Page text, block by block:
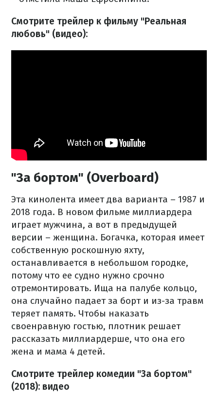
Смотрите трейлер к фильму "Реальная
любовь" (видео):
"За бортом" (Overboard)
Эта кинолента имеет два варианта – 1987 и
2018 года. В новом фильме миллиардера
играет мужчина, а вот в предыдущей
версии – женщина. Богачка, которая имеет
собственную роскошную яхту,
останавливается в небольшом городке,
потому что ее судно нужно срочно
отремонтировать. Ища на палубе кольцо,
она случайно падает за борт и из-за травм
теряет память. Чтобы наказать
своенравную гостью, плотник решает
рассказать миллиардерше, что она его
жена и мама 4 детей.
Смотрите трейлер комедии "За бортом"
(2018): видео